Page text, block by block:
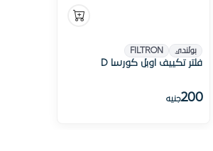
بولندي FILTRON
فلتر تكييف اوبل كورسا D
200جنيه